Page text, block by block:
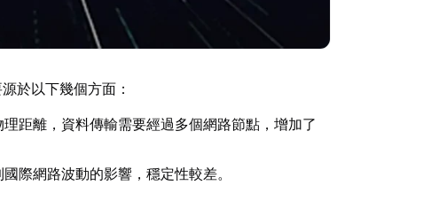
於以下幾個方面：
理距離，資料傳輸需要經過多個網路節點，增加了
際網路波動的影響，穩定性較差。